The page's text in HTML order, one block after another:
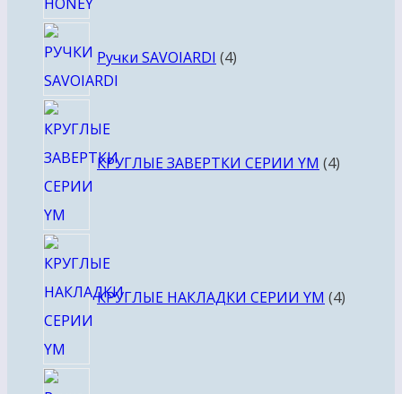
Ручки SAVOIARDI 4товара
КРУГЛЫЕ ЗАВЕРТКИ СЕРИИ YM 4
КРУГЛЫЕ НАКЛАДКИ СЕРИИ YM 4